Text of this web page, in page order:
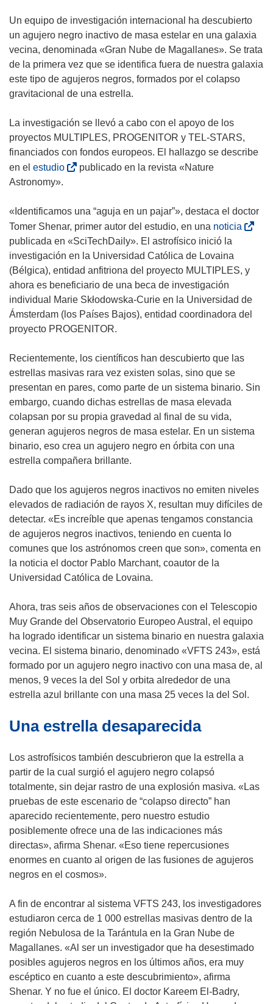
Un equipo de investigación internacional ha descubierto
un agujero negro inactivo de masa estelar en una galaxia
vecina, denominada «Gran Nube de Magallanes». Se trata
de la primera vez que se identifica fuera de nuestra galaxia
este tipo de agujeros negros, formados por el colapso
gravitacional de una estrella.
La investigación se llevó a cabo con el apoyo de los
proyectos MULTIPLES, PROGENITOR y TEL-STARS,
financiados con fondos europeos. El hallazgo se describe
en el estudio(
a
b
r
i
r
á
e
n
u
a
n
u
e
v
a
v
e
t
a
n
a
)
publicado en la revista «Nature
Astronomy».
«Identificamos una “aguja en un pajar”», destaca el doctor
Tomer Shenar, primer autor del estudio, en una noticia
a
r
i
e
u
n
a
v
e
t
)
publicada en «SciTechDaily». El astrofísico inició la
investigación en la Universidad Católica de Lovaina
(Bélgica), entidad anfitriona del proyecto MULTIPLES, y
ahora es beneficiario de una beca de investigación
individual Marie Skłodowska-Curie en la Universidad de
Ámsterdam (los Países Bajos), entidad coordinadora del
proyecto PROGENITOR.
Recientemente, los científicos han descubierto que las
estrellas masivas rara vez existen solas, sino que se
presentan en pares, como parte de un sistema binario. Sin
embargo, cuando dichas estrellas de masa elevada
colapsan por su propia gravedad al final de su vida,
generan agujeros negros de masa estelar. En un sistema
binario, eso crea un agujero negro en órbita con una
estrella compañera brillante.
Dado que los agujeros negros inactivos no emiten niveles
elevados de radiación de rayos X, resultan muy difíciles de
detectar. «Es increíble que apenas tengamos constancia
de agujeros negros inactivos, teniendo en cuenta lo
comunes que los astrónomos creen que son», comenta en
la noticia el doctor Pablo Marchant, coautor de la
Universidad Católica de Lovaina.
Ahora, tras seis años de observaciones con el Telescopio
Muy Grande del Observatorio Europeo Austral, el equipo
ha logrado identificar un sistema binario en nuestra galaxia
vecina. El sistema binario, denominado «VFTS 243», está
formado por un agujero negro inactivo con una masa de, al
menos, 9 veces la del Sol y orbita alrededor de una
estrella azul brillante con una masa 25 veces la del Sol.
Una estrella desaparecida
Los astrofísicos también descubrieron que la estrella a
partir de la cual surgió el agujero negro colapsó
totalmente, sin dejar rastro de una explosión masiva. «Las
pruebas de este escenario de “colapso directo” han
aparecido recientemente, pero nuestro estudio
posiblemente ofrece una de las indicaciones más
directas», afirma Shenar. «Eso tiene repercusiones
enormes en cuanto al origen de las fusiones de agujeros
negros en el cosmos».
A fin de encontrar al sistema VFTS 243, los investigadores
estudiaron cerca de 1 000 estrellas masivas dentro de la
región Nebulosa de la Tarántula en la Gran Nube de
Magallanes. «Al ser un investigador que ha desestimado
posibles agujeros negros en los últimos años, era muy
escéptico en cuanto a este descubrimiento», afirma
Shenar. Y no fue el único. El doctor Kareem El-Badry,